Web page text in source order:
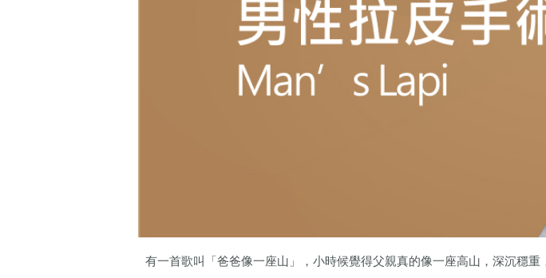
有一首歌叫「爸爸像一座山」，小時候覺得父親真的像一座高山，深沉穩